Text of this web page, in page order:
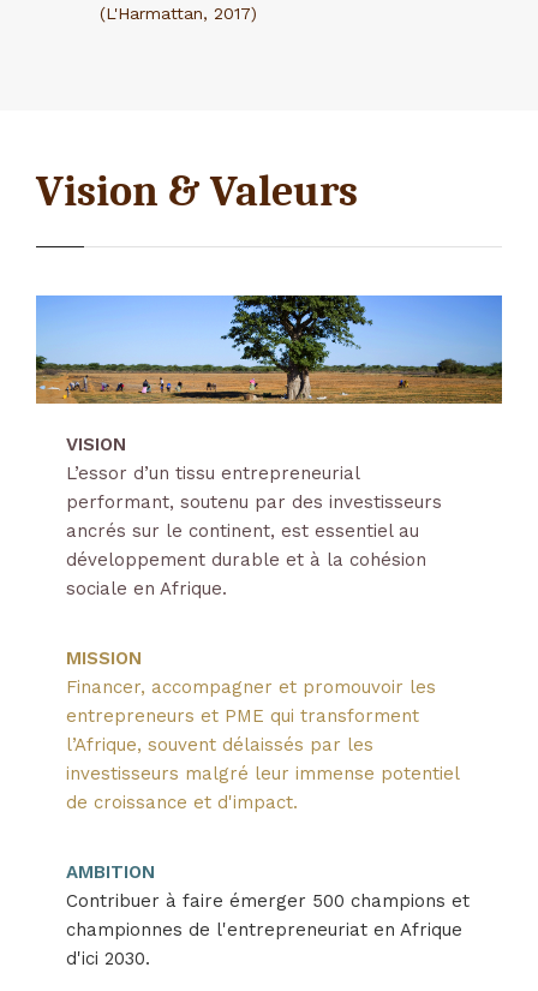
(L'Harmattan, 2017)
Vision & Valeurs
Delta-Irrigation.png
VISION
L’essor d’un tissu entrepreneurial
performant, soutenu par des investisseurs
ancrés sur le continent, est essentiel au
développement durable et à la cohésion
sociale en Afrique.
MISSION
Financer, accompagner et promouvoir les
entrepreneurs et PME qui transforment
l’Afrique, souvent délaissés par les
investisseurs malgré leur immense potentiel
de croissance et d'impact.
AMBITION
Contribuer à faire émerger 500 champions et
championnes de l'entrepreneuriat en Afrique
d'ici 2030.